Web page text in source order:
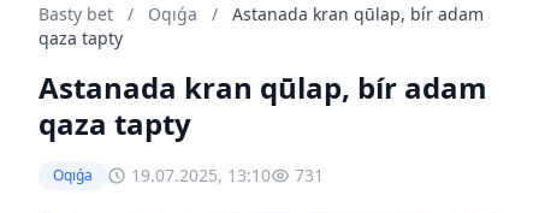
Basty bet / Oqıǵa /
Astanada kran qūlap, bír adam
qaza tapty
Astanada kran qūlap, bír adam
qaza tapty
Oqıǵa 19.07.2025, 13:10 731